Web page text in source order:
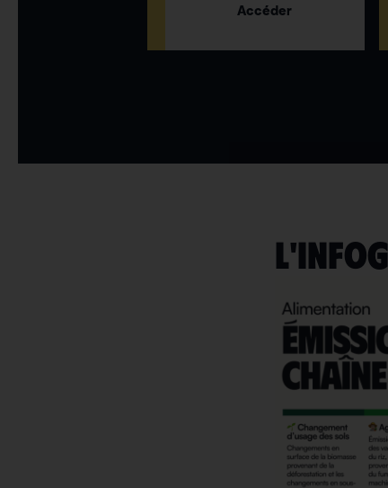
Accéder